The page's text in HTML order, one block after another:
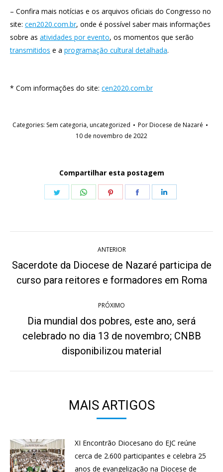
– Confira mais notícias e os arquivos oficiais do Congresso no
site: cen2020.com.br, onde é possível saber mais informações
sobre as atividades por evento, os momentos que serão
transmitidos e a programação cultural detalhada.
* Com informações do site: cen2020.com.br
Categories: Sem categoria,uncategorized PorDiocese de Nazaré
10 de novembro de 2022
Compartilhar esta postagem
Share
Share
Share
Share
de
post:
ANTERIOR
Post
anterior:
Sacerdote da Diocese de Nazaré participa de
curso para reitores e formadores em Roma
PRÓXIMO
Próximo
post:
Dia mundial dos pobres, este ano, será
celebrado no dia 13 de novembro; CNBB
disponibilizou material
MAIS ARTIGOS
XI Encontrão Diocesano do EJC reúne
cerca de 2.600 participantes e celebra 25
anos de evangelização na Diocese de